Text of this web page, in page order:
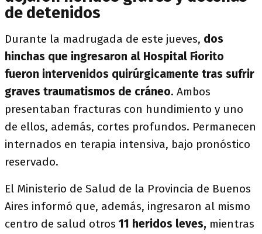
de detenidos
Durante la madrugada de este jueves, dos
hinchas que ingresaron al Hospital Fiorito
fueron intervenidos quirúrgicamente tras sufrir
graves traumatismos de cráneo. Ambos
presentaban fracturas con hundimiento y uno
de ellos, además, cortes profundos. Permanecen
internados en terapia intensiva, bajo pronóstico
reservado.
El Ministerio de Salud de la Provincia de Buenos
Aires informó que, además, ingresaron al mismo
centro de salud otros 11 heridos leves, mientras